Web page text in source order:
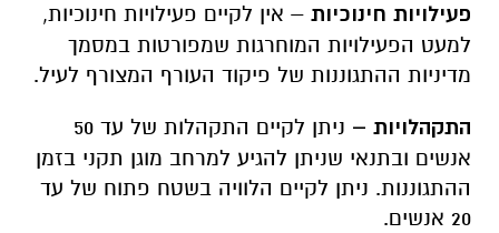
פעילויות חינוכיות – אין לקיים פעילויות חינוכיות,
למעט הפעילויות המוחרגות שמפורטות במסמך
מדיניות ההתגוננות של פיקוד העורף המצורף לעיל.
התקהלויות –
ניתן לקיים התקהלות של עד 50
אנשים ובתנאי שניתן להגיע למרחב מוגן תקני בזמן
ההתגוננות. ניתן לקיים הלוויה בשטח פתוח של עד
20 אנשים
.